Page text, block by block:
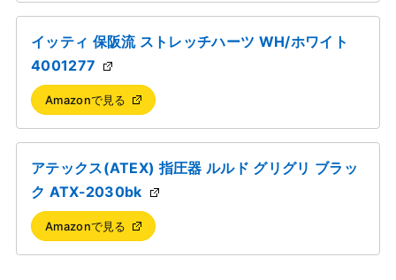
イッティ 保阪流 ストレッチハーツ WH/ホワイト
4001277
Amazonで見る
アテックス(ATEX) 指圧器 ルルド グリグリ ブラッ
ク ATX-2030bk
Amazonで見る